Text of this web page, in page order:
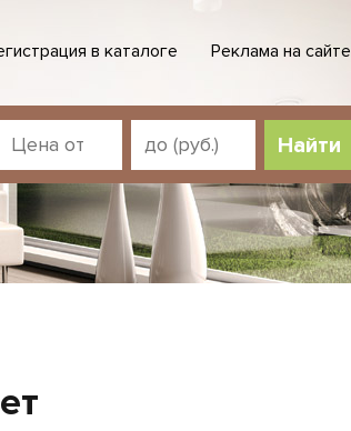
в каталоге Реклама на сайте